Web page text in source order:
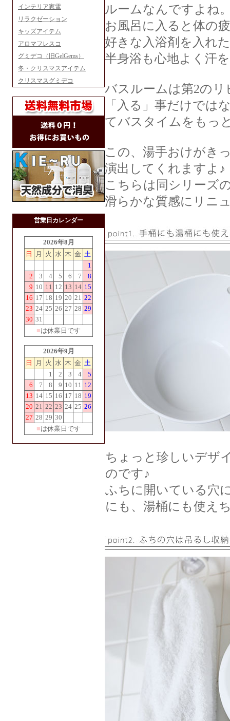
インテリア家電
リラクゼーション
キッズアイテム
アロマフレスコ
グミデコ（旧GelGems）
冬・クリスマスアイテム
クリスマスグミデコ
営業日カレンダー
2026年8月
日
月 火 水 木 金 土
1
2
3 4 5 6 7
8
9 10 11 12 13 14 15
16 17 18 19 20 21 22
23 24 25 26 27 28 29
30 31
■は休業日です
2026年9月
日
月 火 水 木 金 土
1
2 3 4
5
6
7 8 9 10 11 12
13 14 15 16 17 18 19
20 21 22 23 24 25 26
27 28 29 30
■は休業日です
ルームなんですよね
お風呂に入ると体の
好きな入浴剤を入れ
半身浴も心地よく汗
バスルームは第2のリ
「入る」事だけでは
てバスタイムをもっ
この、湯手おけがき
演出してくれますよ♪
こちらは同シリーズ
滑らかな質感にリニ
ちょっと珍しいデザ
のです♪
ふちに開いている穴
にも、湯桶にも使え